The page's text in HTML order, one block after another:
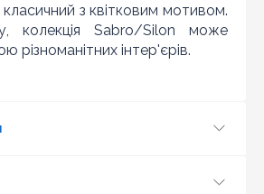
класичний з квітковим мотивом.
колекція Sabro/Silon може
різноманітних інтер'єрів.